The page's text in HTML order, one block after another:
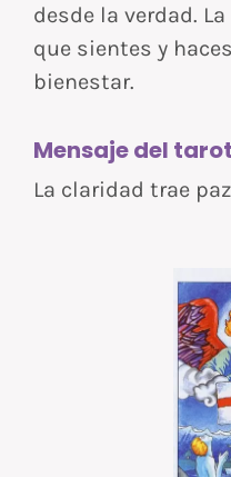
desde la verdad.
que sientes y
bienestar.
Mensaje del
La claridad trae